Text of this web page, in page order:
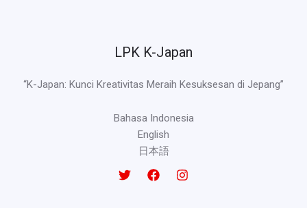
LPK K-Japan
“K-Japan: Kunci Kreativitas Meraih Kesuksesan di Jepang”
Bahasa Indonesia
English
日本語